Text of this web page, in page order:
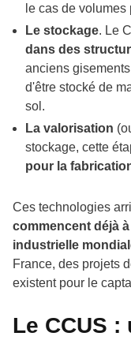
le cas de
Le stockage. Le
dans des
anciens
d'être stocké de
sol.
La valorisation
stockage, cette
pour la
Ces technologies
commencent déjà
industrielle
France, des projets
existent pour le
Le CCUS